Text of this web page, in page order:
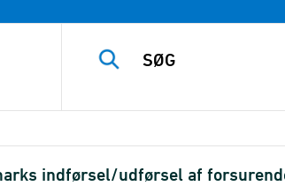
indførsel/udførsel af